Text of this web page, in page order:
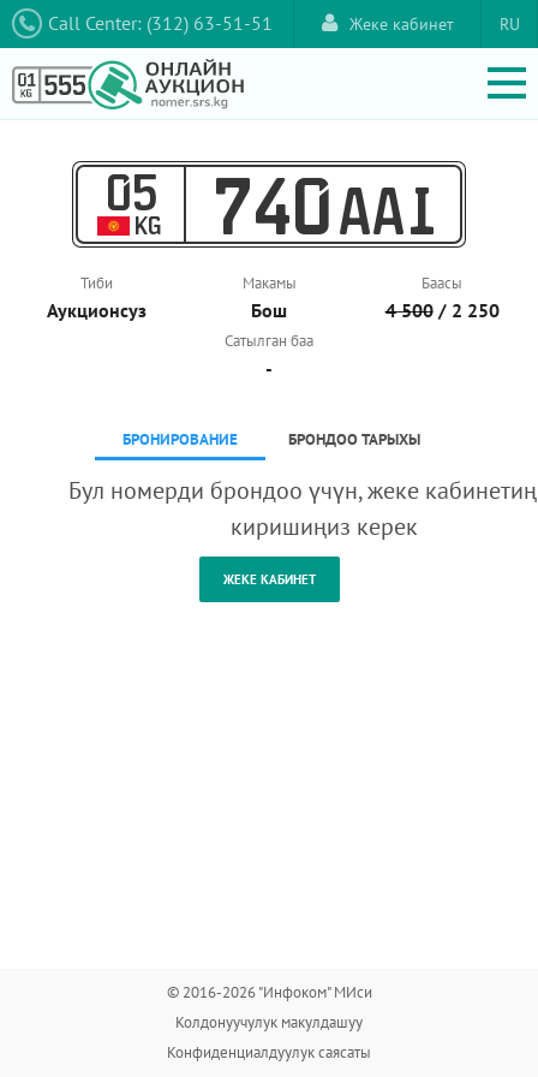
Call Center: (312) 63-51-51 RU
Жеке кабинет
05
KG 740 AAI
Тиби
Аукционcуз
Макамы
Бош
Баасы
4 500/ 2 250
Сатылган баа
-
БРОНИРОВАНИЕ БРОНДОО ТАРЫХЫ
Бул номерди брондоо үчүн, жеке
киришиңиз керек
© 2016-2026 "Инфоком" МИси
Колдонуучулук макулдашуу
Конфиденциалдуулук саясаты